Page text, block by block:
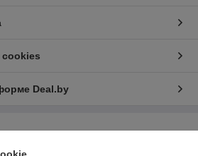
cookies
Deal.by